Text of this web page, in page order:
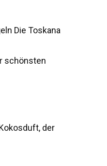
Die Toskana
schönsten
der